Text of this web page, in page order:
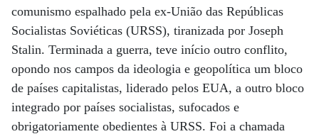
comunismo espalhado pela ex-União das Repúblicas
Socialistas Soviéticas (URSS), tiranizada por Joseph
Stalin. Terminada a guerra, teve início outro conflito,
opondo nos campos da ideologia e geopolítica um bloco
de países capitalistas, liderado pelos EUA, a outro bloco
integrado por países socialistas, sufocados e
obrigatoriamente obedientes à URSS. Foi a chamada